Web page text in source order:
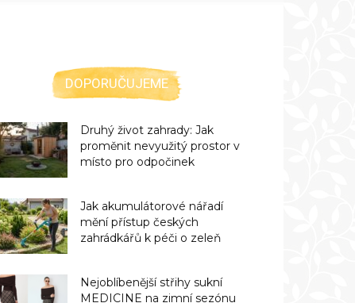
DOPORUČUJEME
Druhý život zahrady: Jak
proměnit nevyužitý prostor v
místo pro odpočinek
Jak akumulátorové nářadí
mění přístup českých
zahrádkářů k péči o zeleň
Nejoblíbenější střihy sukní
MEDICINE na zimní sezónu